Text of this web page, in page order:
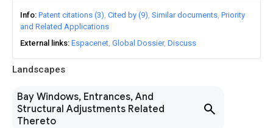
Landscapes
Bay Windows, Entrances, And
Structural Adjustments Related
Thereto
Info Patent citations (3) Cited by (9) Similar documents Priority
and Related Applications
External links Espacenet Global Dossier Discuss